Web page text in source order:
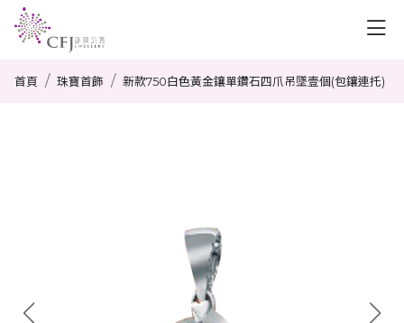
首頁 珠寶首飾 新款750白色黃金鑲單鑽石四爪吊墜壹個(包鑲連托)